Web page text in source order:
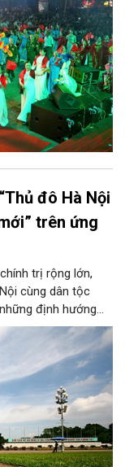
đô Hà Nội
trên ứng
trị rộng lớn,
cùng dân tộc
định hướng
Bộ Chính trị
người dân.